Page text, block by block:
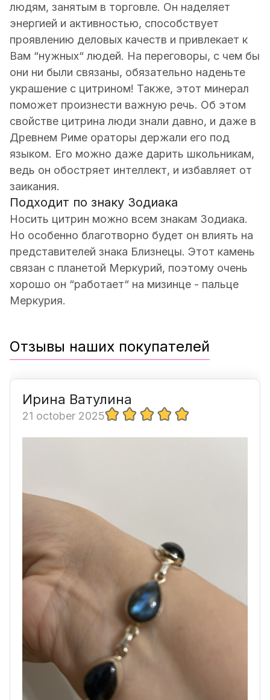
людям, занятым в торговле. Он наделяет
энергией и активностью, способствует
проявлению деловых качеств и привлекает к
Вам “нужных“ людей. На переговоры, с чем бы
они ни были связаны, обязательно наденьте
украшение с цитрином! Также, этот минерал
поможет произнести важную речь. Об этом
свойстве цитрина люди знали давно, и даже в
Древнем Риме ораторы держали его под
языком. Его можно даже дарить школьникам,
ведь он обостряет интеллект, и избавляет от
заикания.
Подходит по знаку Зодиака
Носить цитрин можно всем знакам Зодиака.
Но особенно благотворно будет он влиять на
представителей знака Близнецы. Этот камень
связан с планетой Меркурий, поэтому очень
хорошо он “работает“ на мизинце - пальце
Меркурия.
Отзывы наших покупателей
Ирина Ватулина
21 october 2025